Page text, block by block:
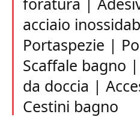
acciaio
Portaspezie |
Scaffale bagno
da doccia |
Cestini bagno